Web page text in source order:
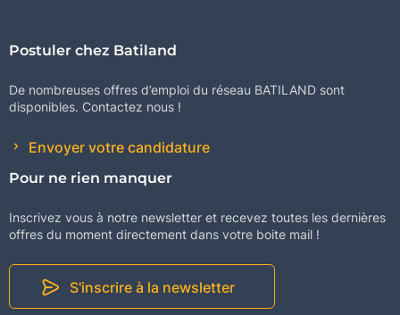
Postuler chez Batiland
De nombreuses offres d’emploi du réseau BATILAND sont
disponibles. Contactez nous !
Envoyer votre candidature
Pour ne rien manquer
Inscrivez vous à notre newsletter et recevez toutes les dernières
offres du moment directement dans votre boite mail !
S'inscrire à la newsletter